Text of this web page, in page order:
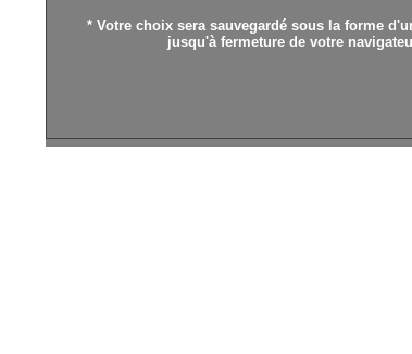
* Votre choix sera sauvegardé sous la forme
jusqu'à fermeture de votre